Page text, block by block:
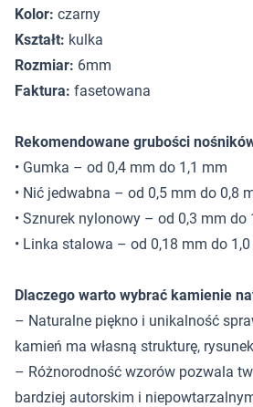
Kolor: czarny
Kształt: kulka
Rozmiar: 6mm
Faktura: fasetowana
Rekomendowane grubości
• Gumka – od 0,4 mm do 1,1 mm
• Nić jedwabna – od 0,5 mm do 0,8
• Sznurek nylonowy – od 0,3 mm do
• Linka stalowa – od 0,18 mm do
Dlaczego warto wybrać kamienie
– Naturalne piękno i unikalność
kamień ma własną strukturę,
– Różnorodność wzorów pozwala
bardziej autorskim i